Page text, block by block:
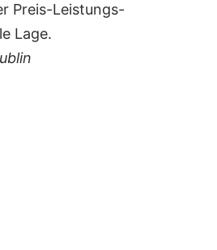
Preis-Leistungs-
Lage.